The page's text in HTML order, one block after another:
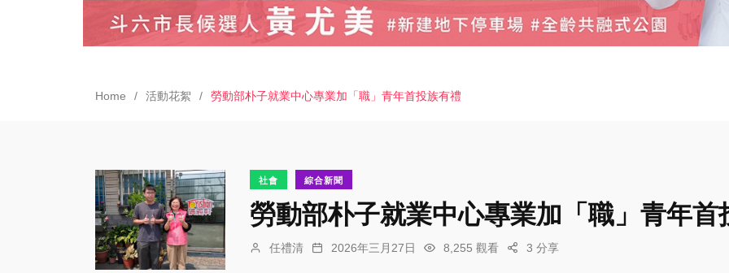
Home 活動花絮 勞動部朴子就業中心專業加「職」青年首投族有禮
社會 綜合新聞
勞動部朴子就業中心專業加「職」青年首
任禮清 2026年三月27日 8,255 觀看 3 分享